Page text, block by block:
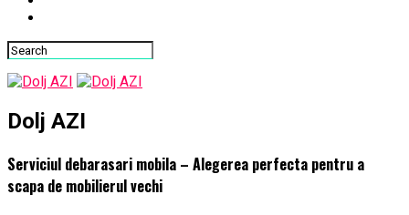
Dolj AZI
Serviciul debarasari mobila – Alegerea perfecta pentru a
scapa de mobilierul vechi